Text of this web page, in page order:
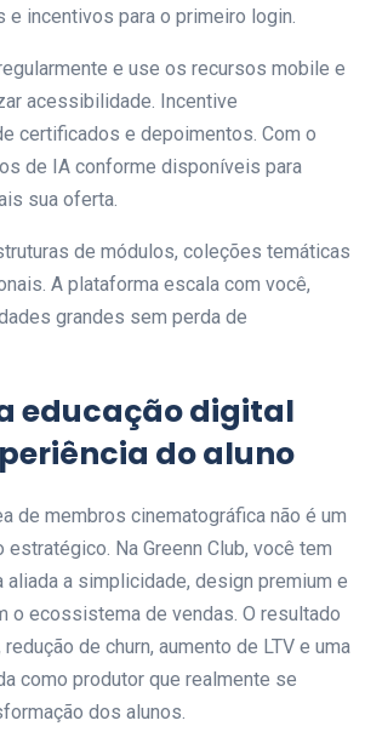
e incentivos para o primeiro login.
e use os recursos mobile e
acessibilidade. Incentive
certificados e depoimentos. Com o
de IA conforme disponíveis para
sua oferta.
de módulos, coleções temáticas
A plataforma escala com você,
grandes sem perda de
educação digital
do aluno
de membros cinematográfica não é um
estratégico. Na Greenn Club, você tem
aliada a simplicidade, design premium e
o ecossistema de vendas. O resultado
de churn, aumento de LTV e uma
como produtor que realmente se
dos alunos.